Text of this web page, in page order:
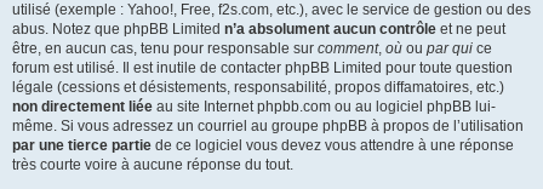
utilisé (exemple : Yahoo!, Free, f2s.com, etc.), avec le service de gestion ou des
abus. Notez que phpBB Limited n’a absolument aucun contrôle et ne peut
être, en aucun cas, tenu pour responsable sur comment, où ou par qui ce
forum est utilisé. Il est inutile de contacter phpBB Limited pour toute question
légale (cessions et désistements, responsabilité, propos diffamatoires, etc.)
non directement liée au site Internet phpbb.com ou au logiciel phpBB lui-
même. Si vous adressez un courriel au groupe phpBB à propos de l’utilisation
par une tierce partie de ce logiciel vous devez vous attendre à une réponse
très courte voire à aucune réponse du tout.